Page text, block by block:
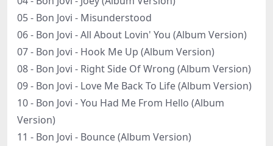
05 - Bon Jovi - Misunderstood
06 - Bon Jovi - All About Lovin' You (Album Version)
07 - Bon Jovi - Hook Me Up (Album Version)
08 - Bon Jovi - Right Side Of Wrong (Album Version)
09 - Bon Jovi - Love Me Back To Life (Album Version)
10 - Bon Jovi - You Had Me From Hello (Album
Version)
11 - Bon Jovi - Bounce (Album Version)